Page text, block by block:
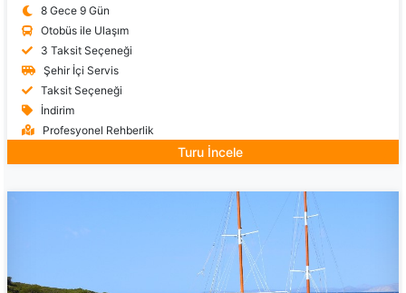
8 Gece 9 Gün
Otobüs ile Ulaşım
3 Taksit Seçeneği
Şehir İçi Servis
Taksit Seçeneği
İndirim
Profesyonel Rehberlik
Turu İncele